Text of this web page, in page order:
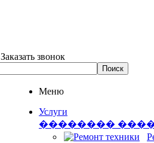
Заказать звонок
Меню
Услуги
��������